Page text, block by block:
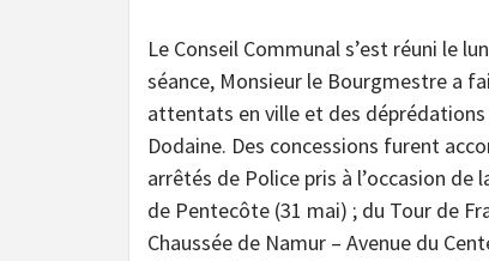
Le Conseil Communal s’est réuni le
séance, Monsieur le Bourgmestre a
attentats en ville et des
Dodaine. Des concessions furent
arrêtés de Police pris à l’occasion de
de Pentecôte (31 mai) ; du Tour de
Chaussée de Namur – Avenue du